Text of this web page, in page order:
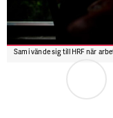
Sami vände sig till HRF när